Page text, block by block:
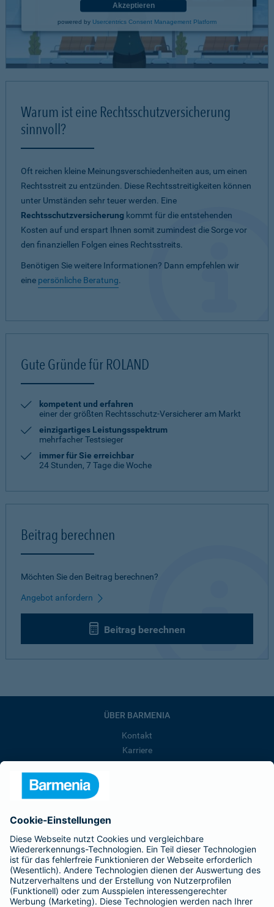
Akzeptieren
powered by Usercentrics Consent Management Platform
Warum ist eine Rechtsschutzversicherung
sinnvoll?
Oft reichen kleine Meinungsverschiedenheiten aus, um einen
Rechtsstreit zu entzünden. Diese Rechtsstreitigkeiten können
unter Umständen sehr teuer werden. Eine
Rechtsschutzversicherung kommt für die entstehenden
Kosten auf und erspart Ihnen somit zumindest die Sorge vor
den finanziellen Folgen eines Rechtsstreits.
Benötigen Sie weitere Informationen? Dann empfehlen wir
eine persönliche Beratung.
Gute Gründe für ROLAND
kompetent und erfahren
einer der größten Rechtsschutz-Versicherer am Markt
einzigartiges Leistungsspektrum
mehrfacher Testsieger
immer für Sie erreichbar
24 Stunden, 7 Tage die Woche
Beitrag berechnen
Möchten Sie den Beitrag berechnen?
Angebot anfordern
Beitrag berechnen
ÜBER BARMENIA
Kontakt
Karriere
Barmenia ist Teil der BarmeniaGothaer
BELIEBTE SEITEN
Kranken-Zusatzversicherung
Tierversicherungen
Haftpflichtversicherung